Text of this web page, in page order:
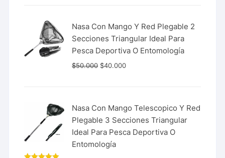
Nasa Con Mango Y Red Plegable 2
Secciones Triangular Ideal Para
Pesca Deportiva O Entomología
$50.000 $40.000
Nasa Con Mango Telescopico Y Red
Plegable 3 Secciones Triangular
Ideal Para Pesca Deportiva O
Entomología